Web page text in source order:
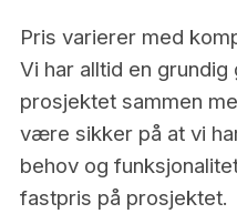
Pris varierer med
Vi har alltid en
prosjektet sammen
være sikker på at vi
behov og
fastpris på prosjektet.